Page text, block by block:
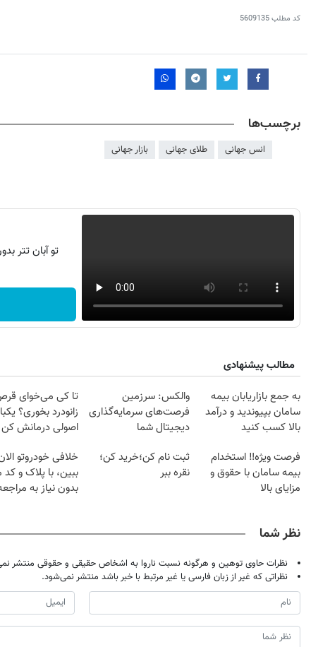
کد مطلب5609135
برچسب‌ها
انس جهانی طلای جهانی بازار جهانی
تو آبان تتر
مطالب پیشنهادی
به جمع بازاریابان بیمه
سامان بپیوندید و درآمد
بالا کسب کنید
والکس: سرزمین
فرصت‌های سرمایه‌گذاری
دیجیتال شما
تا کی می‌خوای
زانودرد بخوری؟
اصولی درمانش کن
فرصت ویژه‼️ استخدام
بیمه سامان با حقوق و
مزایای بالا
ثبت نام کن؛خرید کن؛
نقره ببر
خلافی خودروتو
ببین، با پلاک و کد
بدون نیاز به
نظر شما
نظرات حاوی توهین و هرگونه نسبت ناروا به اشخاص حقیقی و حقوقی منتشر
نظراتی که غیر از زبان فارسی یا غیر مرتبط با خبر باشد منتشر نمی‌شود.